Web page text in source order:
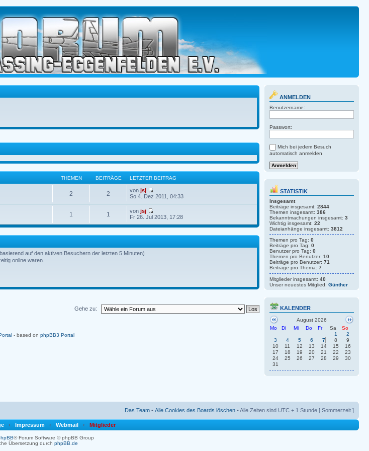
THEMEN BEITRÄGE LETZTER BEITRAG
2 2 vonjsj
So 4. Dez 2011, 04:33
1 1 vonjsj
Fr 26. Jul 2013, 17:28
auf den aktiven Besuchern der letzten 5 Minuten)
online waren.
Gehe zu:
- based on phpBB3 Portal
ANMELDEN
Benutzername:
Passwort:
Mich bei jedem Besuch
automatisch anmelden
STATISTIK
Insgesamt
Beiträge insgesamt: 2844
Themen insgesamt: 386
Bekanntmachungen insgesamt: 3
Wichtig insgesamt: 22
Dateianhänge insgesamt: 3812
Themen pro Tag: 0
Beiträge pro Tag: 0
Benutzer pro Tag: 0
Themen pro Benutzer: 10
Beiträge pro Benutzer: 71
Beiträge pro Thema: 7
Mitglieder insgesamt: 40
Unser neuestes Mitglied: Günther
KALENDER
August 2026
Mo
Di Mi Do Fr Sa
So
1
2
3
4 5 6 7 8
9
10
11 12 13 14 15
16
17
18 19 20 21 22
23
24
25 26 27 28 29
30
31
Das Team • Alle Cookies des Boards löschen • Alle Zeiten sind UTC + 1 Stunde [ Sommerzeit ]
‹ Impressum ‹ Webmail ‹ Mitglieder
® Forum Software © phpBB Group
Übersetzung durch phpBB.de